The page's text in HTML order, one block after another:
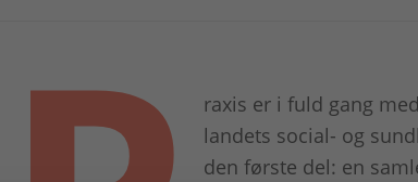
raxis er i fuld gang
landets social- og
den første del: en